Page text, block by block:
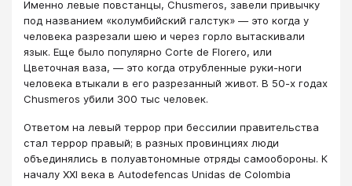
Именно левые повстанцы, Chusmeros, завели привычку
под названием «колумбийский галстук» — это когда у
человека разрезали шею и через горло вытаскивали
язык. Еще было популярно Corte de Florero, или
Цветочная ваза, — это когда отрубленные руки-ноги
человека втыкали в его разрезанный живот. В 50-х годах
Chusmeros убили 300 тыс человек.
Ответом на левый террор при бессилии правительства
стал террор правый; в разных провинциях люди
объединялись в полуавтономные отряды самообороны. К
началу XXI века в Autodefencas Unidas de Colombia